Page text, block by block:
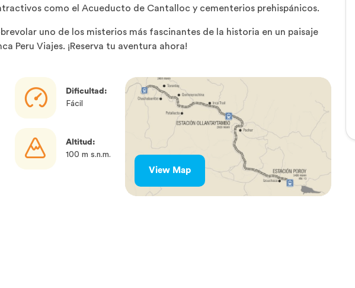
como el Acueducto de Cantalloc y cementerios prehispánicos.
uno de los misterios más fascinantes de la historia en un paisaje
Peru Viajes. ¡Reserva tu aventura ahora!
Dificultad:
Fácil
Altitud:
100 m s.n.m.
View Map